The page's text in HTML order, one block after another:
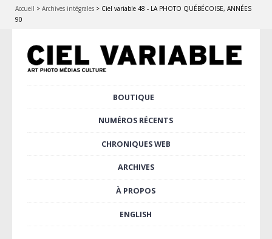
Accueil > Archives intégrales > Ciel variable 48 - LA PHOTO QUÉBÉCOISE, ANNÉES
90
BOUTIQUE
NUMÉROS RÉCENTS
CHRONIQUES WEB
ARCHIVES
À PROPOS
ENGLISH